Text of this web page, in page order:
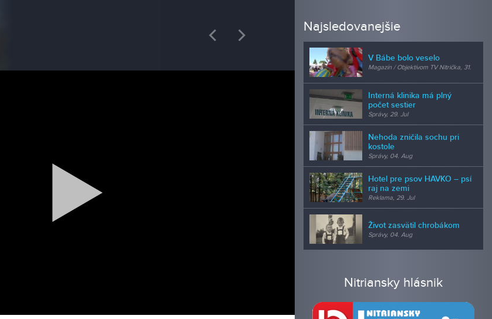
PreviousNext
Zažite leto na kúpalisku v
Tvrdošovciach
Najsledovanejšie
V Bábe bolo veselo
Magazín / Objektívom TV Nitrička, 31.
Interná klinika má plný
počet sestier
Správy, 29. Jul
Nehoda zničila sochu pri
kostole
Správy, 04. Aug
Hotel pre psov HAVKO – psí
raj na zemi
Reklama, 29. Jul
Život zasvätil chrobákom
Správy, 04. Aug
Nitriansky hlásnik